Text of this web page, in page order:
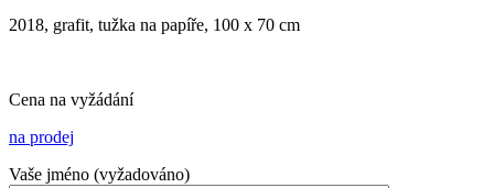
2018, grafit, tužka na papíře, 100 x 70 cm
Cena na vyžádání
na prodej
Vaše jméno (vyžadováno)